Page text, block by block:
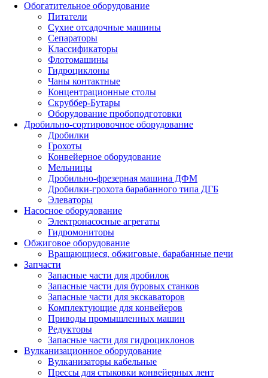
Обогатительное оборудование
Питатели
Сухие отсадочные машины
Сепараторы
Классификаторы
Флотомашины
Гидроциклоны
Чаны контактные
Концентрационные столы
Скруббер-Бутары
Оборудование пробоподготовки
Дробильно-сортировочное оборудование
Дробилки
Грохоты
Конвейерное оборудование
Мельницы
Дробильно-фрезерная машина ДФМ
Дробилки-грохота барабанного типа ДГБ
Элеваторы
Насосное оборудование
Электронасосные агрегаты
Гидромониторы
Обжиговое оборудование
Вращающиеся, обжиговые, барабанные печи
Запчасти
Запасные части для дробилок
Запасные части для буровых станков
Запасные части для экскаваторов
Комплектующие для конвейеров
Приводы промышленных машин
Редукторы
Запасные части для гидроциклонов
Вулканизационное оборудование
Вулканизаторы кабельные
Прессы для стыковки конвейерных лент